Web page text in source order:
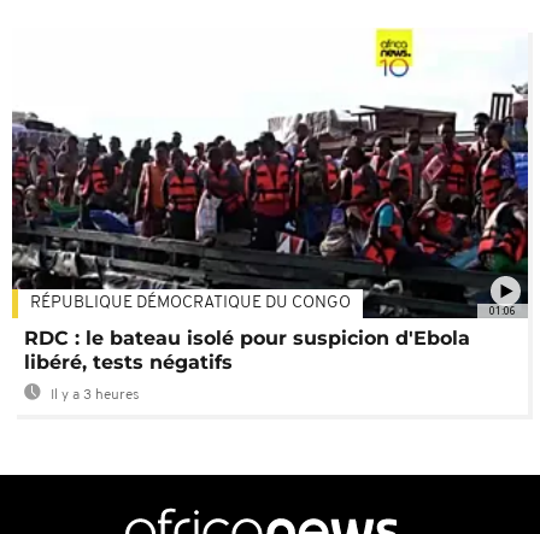
01:06
RÉPUBLIQUE DÉMOCRATIQUE DU CONGO
RDC : le bateau isolé pour suspicion d'Ebola
libéré, tests négatifs
Il y a 3 heures